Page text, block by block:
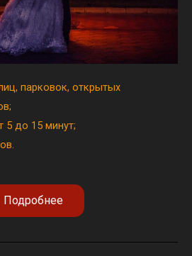
парковок, открытых
5 до 15 минут;
Подробнее